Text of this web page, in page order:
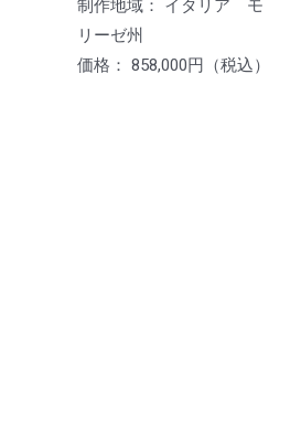
制作地域： イタリア モ
リーゼ州
価格： 858,000円（税込）